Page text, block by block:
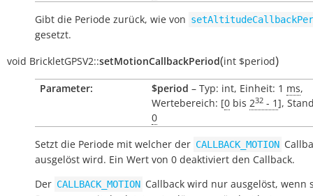
Gibt die Periode zurück, wie von
gesetzt.
void BrickletGPSV2::setMotionCallbackPeriod(int $period)
Parameter: $period – Typ: int, Einheit: 1 ms,
Wertebereich: [0 bis 232 - 1],
0
Setzt die Periode mit welcher der CALLBACK_MOTION
ausgelöst wird. Ein Wert von 0 deaktiviert den Callback.
Der CALLBACK_MOTION Callback wird nur ausgelöst, wenn